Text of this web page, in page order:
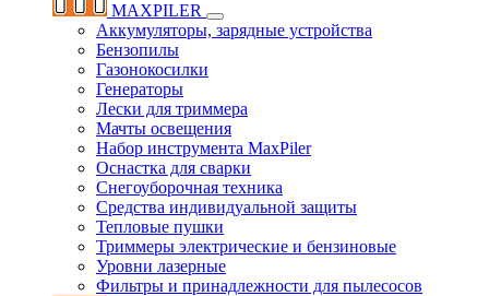
MAXPILER
Аккумуляторы, зарядные устройства
Бензопилы
Газонокосилки
Генераторы
Лески для триммера
Мачты освещения
Набор инструмента MaxPiler
Оснастка для сварки
Снегоуборочная техника
Средства индивидуальной защиты
Тепловые пушки
Триммеры электрические и бензиновые
Уровни лазерные
Фильтры и принадлежности для пылесосов